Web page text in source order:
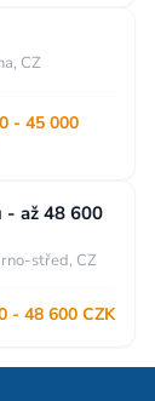
CZ
- 45 000
střed, CZ
- 48 600 CZK